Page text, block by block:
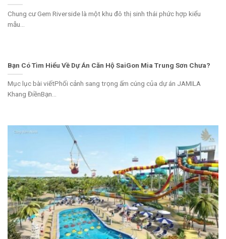
Chung cư Gem Riverside là một khu đô thị sinh thái phức hợp kiểu
mẫu...
Bạn Có Tìm Hiểu Về Dự Án Căn Hộ SaiGon Mia Trung Sơn Chưa?
Mục lục bài viếtPhối cảnh sang trọng ấm cúng của dự án JAMILA
Khang ĐiềnBạn...